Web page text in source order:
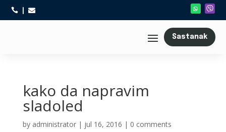
 
Sastanak
kako da napravim
sladoled
by administrator| jul 16, 2016 | 0 comments